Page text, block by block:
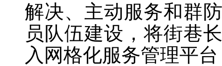
解决、主动服务和群
员队伍建设，将街巷
入网格化服务管理平